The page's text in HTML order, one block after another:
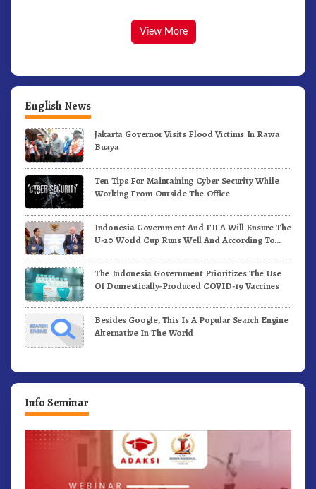
View More
English News
Jakarta Governor Visits Flood Victims In Rawa
Buaya
Ten Tips For Maintaining Cyber Security While
Working From Outside The Office
Indonesia Government And FIFA Will Ensure The
U-20 World Cup Runs Well And According To
The Indonesia Government Prioritizes The Use
Of Domestically-Produced COVID-19 Vaccines
Besides Google, This Is A Popular Search Engine
Alternative In The World
Info Seminar